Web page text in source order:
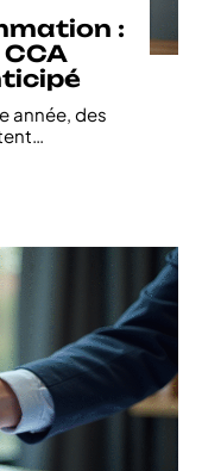
:
année, des
…